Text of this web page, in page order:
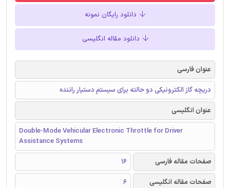
دانلود رایگان نمونه
دانلود مقاله انگلیسی
عنوان فارسی
دریچه گاز الکترونیکی دو حالته برای سیستم دستیار راننده
عنوان انگلیسی
Double-Mode Vehicular Electronic Throttle for Driver
Assistance Systems
صفحات مقاله فارسی
16
صفحات مقاله انگلیسی
6